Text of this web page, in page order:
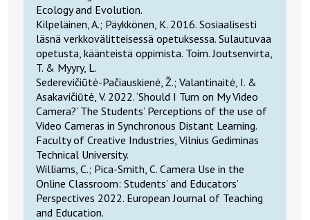
Ecology and Evolution.
Kilpeläinen, A.; Päykkönen, K. 2016. Sosiaalisesti
läsnä verkkovälitteisessä opetuksessa. Sulautuvaa
opetusta, käänteistä oppimista. Toim. Joutsenvirta,
T. & Myyry, L.
Sederevičiūtė-Pačiauskienė, Ž.; Valantinaitė, I. &
Asakavičiūtė, V. 2022. ‘Should I Turn on My Video
Camera?’ The Students’ Perceptions of the use of
Video Cameras in Synchronous Distant Learning.
Faculty of Creative Industries, Vilnius Gediminas
Technical University.
Williams, C.; Pica-Smith, C. Camera Use in the
Online Classroom: Students’ and Educators’
Perspectives 2022. European Journal of Teaching
and Education.